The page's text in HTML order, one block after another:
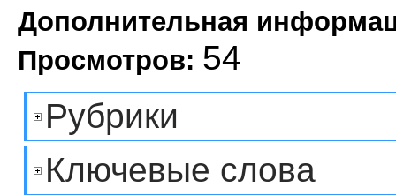
Дополнительная
Просмотров: 54
Рубрики
Ключевые слова